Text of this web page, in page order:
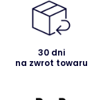
30 dni
na zwrot towaru